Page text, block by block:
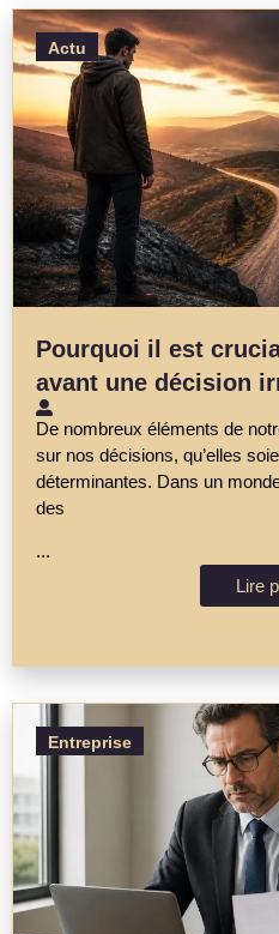
Actu
Pourquoi il est
avant une décision
De nombreux éléments de
sur nos décisions, qu’elles
déterminantes. Dans un
des
...
Lire
Entreprise